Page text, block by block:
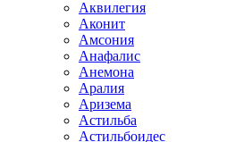
Аквилегия
Аконит
Амсония
Анафалис
Анемона
Аралия
Аризема
Астильба
Астильбоидес